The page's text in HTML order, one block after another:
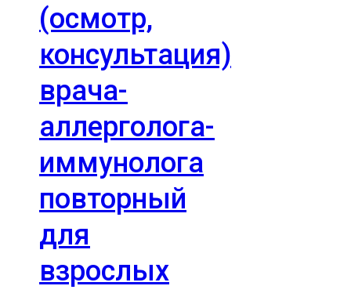
(осмотр,
консультация)
врача-
аллерголога-
иммунолога
повторный
для
взрослых